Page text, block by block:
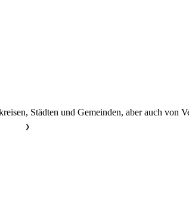
Städten und Gemeinden, aber auch von
❯